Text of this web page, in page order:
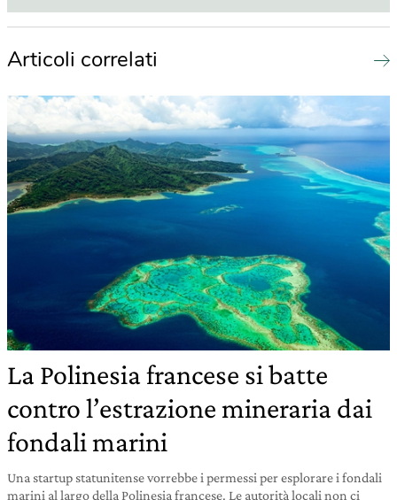
Articoli correlati
La Polinesia francese si batte
contro l’estrazione mineraria dai
fondali marini
Una startup statunitense vorrebbe i permessi per esplorare i fondali
marini al largo della Polinesia francese. Le autorità locali non ci